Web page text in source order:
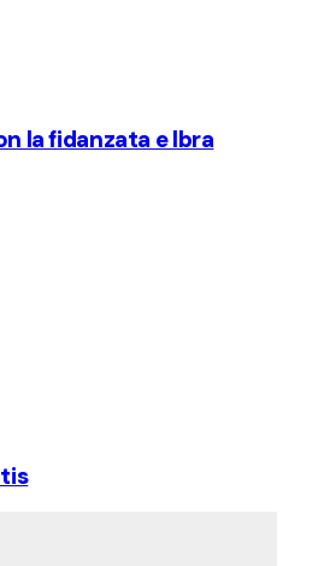
la fidanzata e Ibra